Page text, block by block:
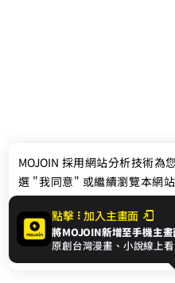
聯絡我們
© 2024 gamania
點擊 加入主畫面
將MOJOIN新增至手機主
原創台灣漫畫、小說線上看
MOJOIN 採用網站分析技術為
選 "我同意" 或繼續瀏覽本網
Cookie，欲瞭解更多資訊請見
我